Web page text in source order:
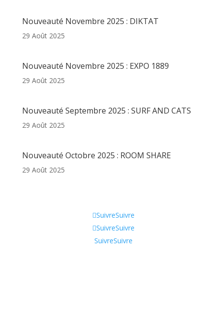
Nouveauté Novembre 2025 : DIKTAT
29 Août 2025
Nouveauté Novembre 2025 : EXPO 1889
29 Août 2025
Nouveauté Septembre 2025 : SURF AND CATS
29 Août 2025
Nouveauté Octobre 2025 : ROOM SHARE
29 Août 2025
SuivreSuivre
SuivreSuivre
SuivreSuivre